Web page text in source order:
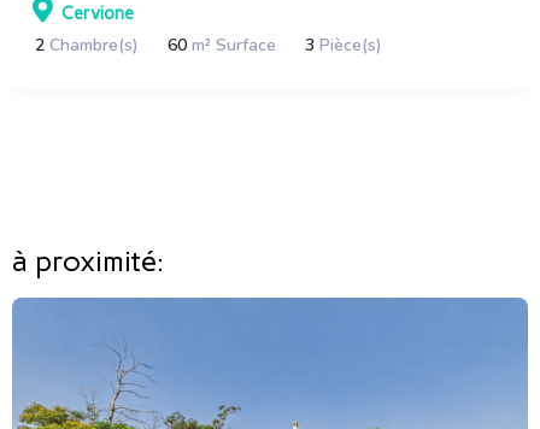
Cervione
2 Chambre(s) 60 m² Surface 3 Pièce(s)
à proximité: